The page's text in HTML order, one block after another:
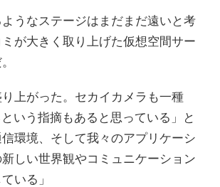
うなステージはまだまだ遠いと考
が大きく取り上げた仮想空間サー
上がった。セカイカメラも一種
いう指摘もあると思っている」と
環境、そして我々のアプリケーシ
しい世界観やコミュニケーション
いる」